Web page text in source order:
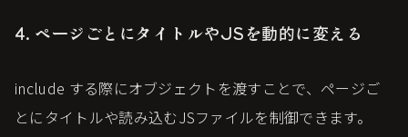
4. ページごとにタイトルやJSを動的に変える
include する際にオブジェクトを渡すことで、ページご
とにタイトルや読み込むJSファイルを制御できます。